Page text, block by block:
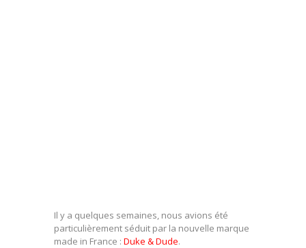
Il y a quelques semaines, nous avions été
particulièrement séduit par la nouvelle marque
made in France : Duke & Dude.